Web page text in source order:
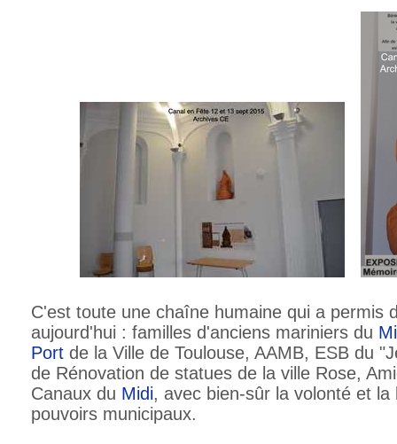
C'est toute une chaîne humaine qui a permis
aujourd'hui : familles d'anciens mariniers du
Port de la Ville de Toulouse, AAMB, ESB du
de Rénovation de statues de la ville Rose,
Canaux du Midi, avec bien-sûr la volonté et la
pouvoirs municipaux.